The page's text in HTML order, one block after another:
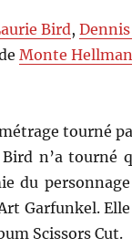
Bird,
Monte Hellman
tourné
n’a tourné
du
Garfunkel.
Scissors Cut.